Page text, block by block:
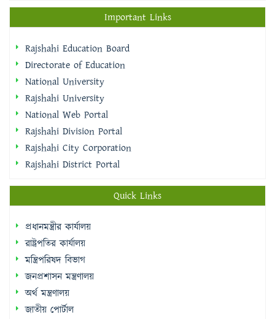
Important Links
Rajshahi Education Board
Directorate of Education
National University
Rajshahi University
National Web Portal
Rajshahi Division Portal
Rajshahi City Corporation
Rajshahi District Portal
Quick Links
প্রধানমন্ত্রীর কার্যালয়
রাষ্ট্রপতির কার্যালয়
মন্ত্রিপরিষদ বিভাগ
জনপ্রশাসন মন্ত্রণালয়
অর্থ মন্ত্রণালয়
জাতীয় পোর্টাল